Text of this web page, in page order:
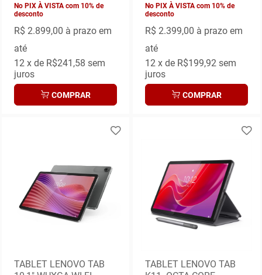
No PIX À VISTA com 10% de
desconto
R$ 2.899,00 à prazo em
até
12x de R$241,58 sem
juros
COMPRAR
No PIX À VISTA com 10% de
desconto
R$ 2.399,00 à prazo em
até
12x de R$199,92sem
juros
COMPRAR
TABLET LENOVO TAB
TABLET LENOVO TAB